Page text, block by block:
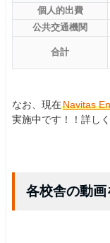
個人的出費
公共交通機関
合計
なお、現在Navitas
実施中です！！詳し
各校舎の動